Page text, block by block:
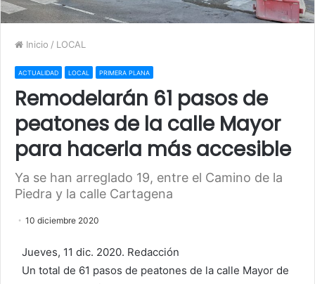
Inicio / LOCAL
ACTUALIDAD LOCAL PRIMERA PLANA
Remodelarán 61 pasos de
peatones de la calle Mayor
para hacerla más accesible
Ya se han arreglado 19, entre el Camino de la
Piedra y la calle Cartagena
10 diciembre 2020
Jueves, 11 dic. 2020. Redacción
Un total de 61 pasos de peatones de la calle Mayor de